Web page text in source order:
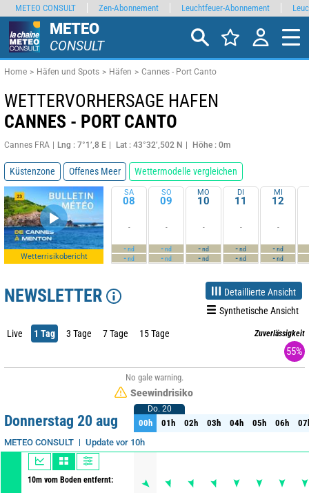
METEO
CONSULT
Home Häfen und Spots Häfen Cannes - Port Canto
WETTERVORHERSAGE HAFEN
CANNES - PORT CANTO
Cannes FRA Lng : 7°1’,8 E Lat : 43°32’,502 N Höhe : 0m
Küstenzone Offenes Meer Wettermodelle vergleichen
Wetterrisikobericht
SA
08
-
-nd
-nd
SO
09
-
-nd
-nd
MO
10
-
-nd
-nd
DI
11
-
-nd
-nd
MI
12
-
-nd
-nd
NEWSLETTER
Detaillierte Ansicht
Synthetische Ansicht
Live 1 Tag 3 Tage 7 Tage 15 Tage Zuverlässigkeit
55%
No gale warning.
Seewindrisiko
Donnerstag 20 aug
METEO CONSULT Update vor 10h
10m vom Boden entfernt:
Do. 20
00h 01h 02h 03h 04h 05h 06h
Do. 20
00h 01h 02h 03h 04h 05h 06h
METEO CONSULT Zen-Abonnement Leuchtfeuer-Abonnement